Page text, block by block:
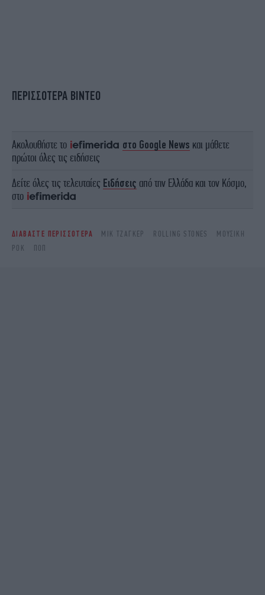
ΠΕΡΙΣΣΟΤΕΡΑ ΒΙΝΤΕΟ
Ακολουθήστε το στο Google News και μάθετε
πρώτοι όλες τις ειδήσεις
Δείτε όλες τις τελευταίες Ειδήσεις από την Ελλάδα και τον Κόσμο,
στο
ΔΙΑΒΑΣΤΕ ΠΕΡΙΣΣΟΤΕΡΑ ΜΙΚ ΤΖΆΓΚΕΡ ROLLING STONES
ΜΟΥΣΙΚΉ
ΡΟΚ
ΠΟΠ